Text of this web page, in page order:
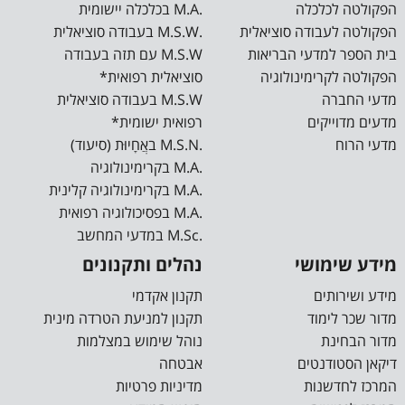
במילואים המבוסס על הסכמות שגובשו עם כלל המוסדות
האקדמית וקמל"ר. המתווה החדש מחולק ל- 6 קבוצות אשר
מוגדרות על פי משך ימי השירות וקריטריונים […]
הפקולטה לכלכלה
הפקולטה לעבודה סוציאלית
בית הספר למדעי הבריאות
הפקולטה לקרימינולוגיה
מדעי החברה
מדעים מדוייקים
מדעי הרוח
.M.A בכלכלה יישומית
.M.S.W בעבודה סוציאלית
M.S.W עם תזה בעבודה
סוציאלית רפואית*
M.S.W בעבודה סוציאלית
רפואית ישומית*
.M.S.N באֲחָיוּת (סיעוד)
.M.A בקרימינולוגיה
.M.A בקרימינולוגיה קלינית
.M.A בפסיכולוגיה רפואית
.M.Sc במדעי המחשב
מידע שימושי
מידע ושירותים
מדור שכר לימוד
מדור הבחינת
דיקאן הסטודנטים
המרכז לחדשנות
נהלים ותקנונים
תקנון אקדמי
תקנון למניעת הטרדה מינית
נוהל שימוש במצלמות
אבטחה
מדיניות פרטיות